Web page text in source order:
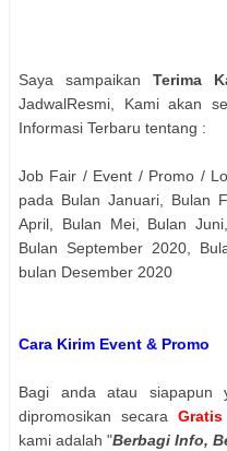
Saya sampaikan Terima
JadwalResmi, Kami akan
Informasi Terbaru tentang :
Job Fair / Event / Promo /
pada Bulan Januari, Bulan
April, Bulan Mei, Bulan
Bulan September 2020,
bulan Desember 2020
Cara Kirim Event & Promo
Bagi anda atau siapapun
dipromosikan secara Gratis
kami adalah "Berbagi Info,